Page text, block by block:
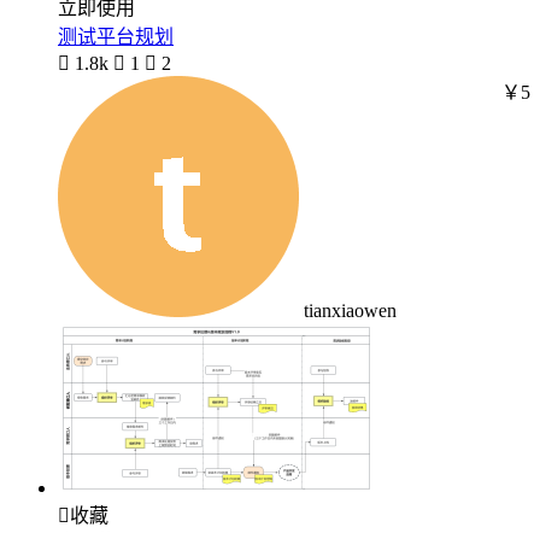
立即使用
测试平台规划
 1.8k  1  2
tianxiaowen
￥5
收藏